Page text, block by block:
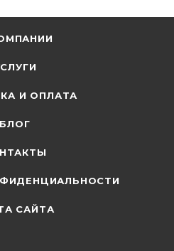
И ОПЛАТА
БЛОГ
САЙТА